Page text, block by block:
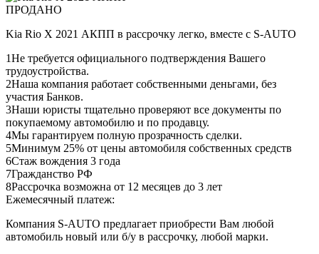
ПРОДАНО
Kia Rio X 2021 АКПП в рассрочку легко, вместе с S-AUTO
1Не требуется официального подтверждения Вашего
трудоустройства.
2Наша компания работает собственными деньгами, без
участия Банков.
3Наши юристы тщательно проверяют все документы по
покупаемому автомобилю и по продавцу.
4Мы гарантируем полную прозрачность сделки.
5Минимум 25% от цены автомобиля собственных средств
6Стаж вождения 3 года
7Гражданство РФ
8Рассрочка возможна от 12 месяцев до 3 лет
Ежемесячный платеж:
Компания S-AUTO предлагает приобрести Вам любой
автомобиль новый или б/у в рассрочку, любой марки.